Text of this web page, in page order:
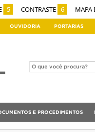
5 CONTRASTE 6 MAPA
OUVIDORIA PORTARIAS
E PROCEDIMENTOS